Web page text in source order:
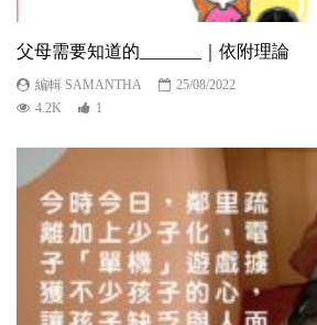
父母需要知道的_______｜依附理論
編輯 SAMANTHA
25/08/2022
4.2K
1